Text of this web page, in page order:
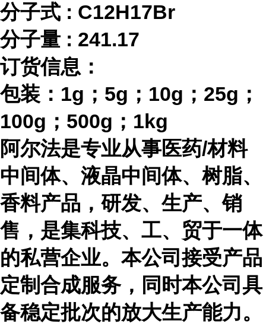
分子式 : C12H17Br
分子量 : 241.17
订货信息：
包装： 1g；5g；10g；25g；
100g；500g；1kg
阿尔法是专业从事医药/材料
中间体、液晶中间体、树脂、
香料产品，研发、生产、销
售，是集科技、工、贸于一体
的私营企业。本公司接受产品
定制合成服务，同时本公司具
备稳定批次的放大生产能力。